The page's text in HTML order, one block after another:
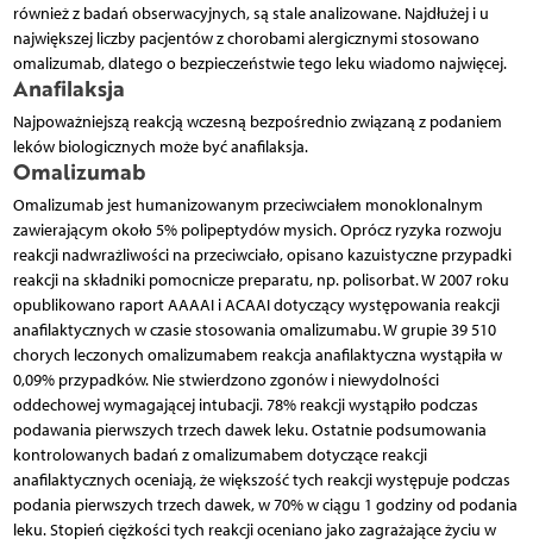
również z badań obserwacyjnych, są stale analizowane. Najdłużej i u
największej liczby pacjentów z chorobami alergicznymi stosowano
omalizumab, dlatego o bezpieczeństwie tego leku wiadomo najwięcej.
Anafilaksja
Najpoważniejszą reakcją wczesną bezpośrednio związaną z podaniem
leków biologicznych może być anafilaksja.
Omalizumab
Omalizumab jest humanizowanym przeciwciałem monoklonalnym
zawierającym około 5% polipeptydów mysich. Oprócz ryzyka rozwoju
reakcji nadwrażliwości na przeciwciało, opisano kazuistyczne przypadki
reakcji na składniki pomocnicze preparatu, np. polisorbat. W 2007 roku
opublikowano raport AAAAI i ACAAI dotyczący występowania reakcji
anafilaktycznych w czasie stosowania omalizumabu. W grupie 39 510
chorych leczonych omalizumabem reakcja anafilaktyczna wystąpiła w
0,09% przypadków. Nie stwierdzono zgonów i niewydolności
oddechowej wymagającej intubacji. 78% reakcji wystąpiło podczas
podawania pierwszych trzech dawek leku. Ostatnie podsumowania
kontrolowanych badań z omalizumabem dotyczące reakcji
anafilaktycznych oceniają, że większość tych reakcji występuje podczas
podania pierwszych trzech dawek, w 70% w ciągu 1 godziny od podania
leku. Stopień ciężkości tych reakcji oceniano jako zagrażające życiu w